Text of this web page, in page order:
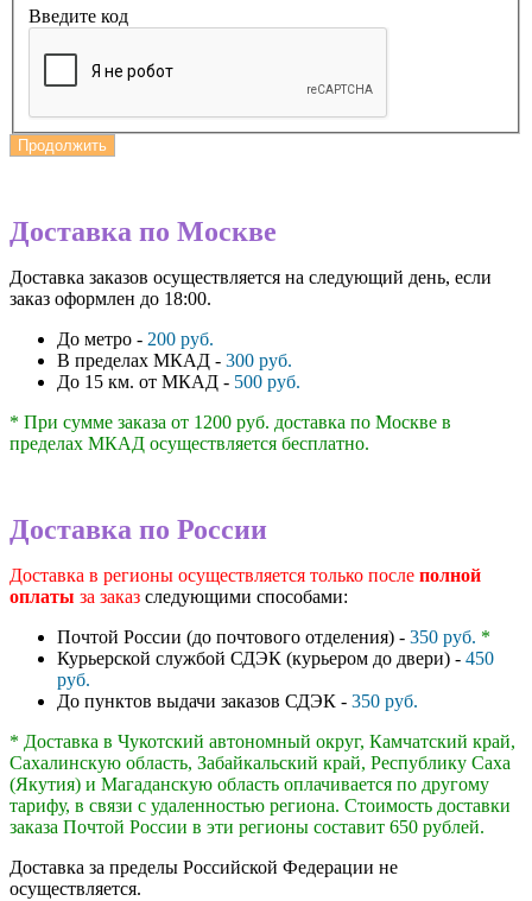
Введите код
Продолжить
Доставка по Москве
Доставка заказов осуществляется на следующий день, если
заказ оформлен до 18:00.
До метро - 200 руб.
В пределах МКАД - 300 руб.
До 15 км. от МКАД - 500 руб.
* При сумме заказа от 1200 руб. доставка по Москве в
пределах МКАД осуществляется бесплатно.
Доставка по России
Доставка в регионы осуществляется только после полной
оплаты за заказ следующими способами:
Почтой России (до почтового отделения) - 350 руб. *
Курьерской службой СДЭК (курьером до двери) - 450
руб.
До пунктов выдачи заказов СДЭК - 350 руб.
* Доставка в Чукотский автономный округ, Камчатский край,
Сахалинскую область, Забайкальский край, Республику Саха
(Якутия) и Магаданскую область оплачивается по другому
тарифу, в связи с удаленностью региона. Стоимость доставки
заказа Почтой России в эти регионы составит 650 рублей.
Доставка за пределы Российской Федерации не
осуществляется.